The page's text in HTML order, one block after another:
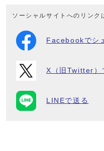
ソーシャルサイトへのリンク
Facebookでシ
X（旧Twitter）
LINEで送る